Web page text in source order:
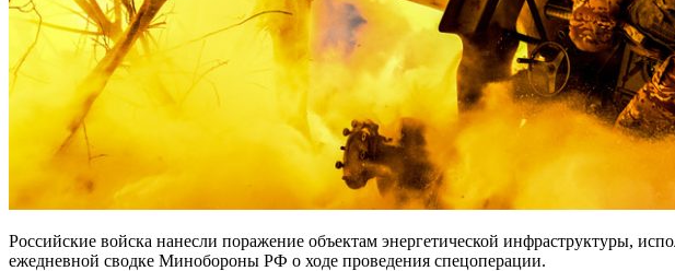
Российские войска нанесли поражение объектам энергетической инфраструктуры,
ежедневной сводке Минобороны РФ о ходе проведения спецоперации.